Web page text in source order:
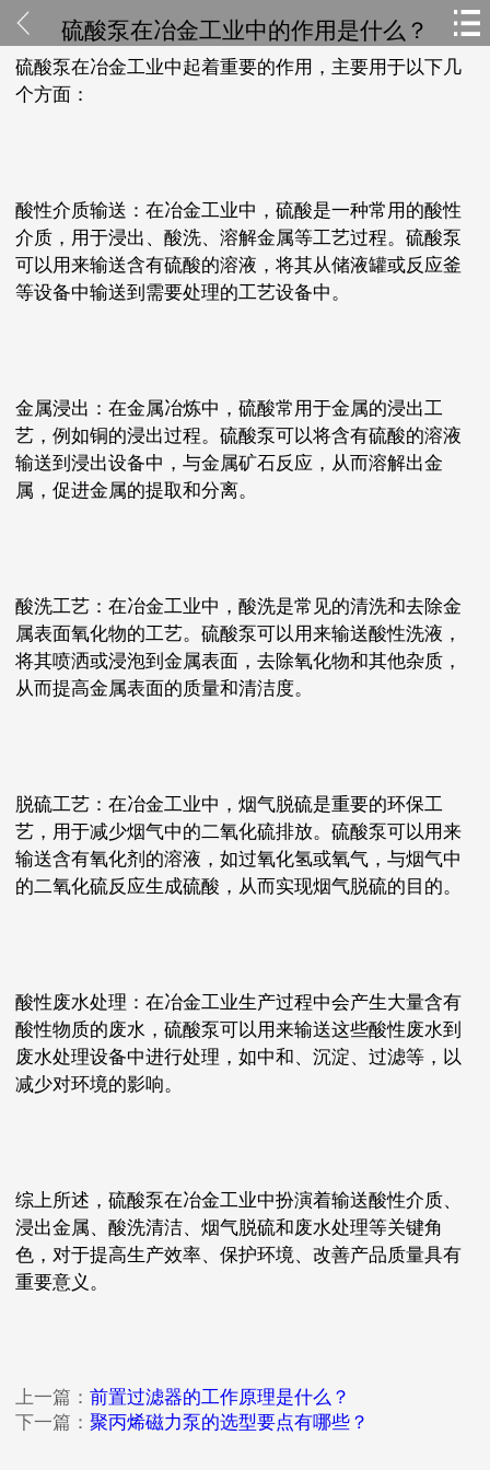
硫酸泵在冶金工业中的作用是什么？
硫酸泵在冶金工业中起着重要的作用，主要用于以下几
个方面：
酸性介质输送：在冶金工业中，硫酸是一种常用的酸性
介质，用于浸出、酸洗、溶解金属等工艺过程。硫酸泵
可以用来输送含有硫酸的溶液，将其从储液罐或反应釜
等设备中输送到需要处理的工艺设备中。
金属浸出：在金属冶炼中，硫酸常用于金属的浸出工
艺，例如铜的浸出过程。硫酸泵可以将含有硫酸的溶液
输送到浸出设备中，与金属矿石反应，从而溶解出金
属，促进金属的提取和分离。
酸洗工艺：在冶金工业中，酸洗是常见的清洗和去除金
属表面氧化物的工艺。硫酸泵可以用来输送酸性洗液，
将其喷洒或浸泡到金属表面，去除氧化物和其他杂质，
从而提高金属表面的质量和清洁度。
脱硫工艺：在冶金工业中，烟气脱硫是重要的环保工
艺，用于减少烟气中的二氧化硫排放。硫酸泵可以用来
输送含有氧化剂的溶液，如过氧化氢或氧气，与烟气中
的二氧化硫反应生成硫酸，从而实现烟气脱硫的目的。
酸性废水处理：在冶金工业生产过程中会产生大量含有
酸性物质的废水，硫酸泵可以用来输送这些酸性废水到
废水处理设备中进行处理，如中和、沉淀、过滤等，以
减少对环境的影响。
综上所述，硫酸泵在冶金工业中扮演着输送酸性介质、
浸出金属、酸洗清洁、烟气脱硫和废水处理等关键角
色，对于提高生产效率、保护环境、改善产品质量具有
重要意义。
上一篇： 前置过滤器的工作原理是什么？
下一篇： 聚丙烯磁力泵的选型要点有哪些？